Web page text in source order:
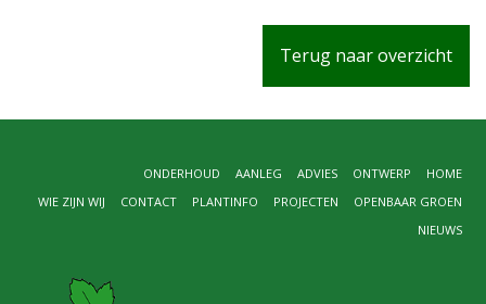
Terug naar overzicht
HOME
ONTWERP
ADVIES
AANLEG
ONDERHOUD
OPENBAAR GROEN
PROJECTEN
PLANTINFO
CONTACT
WIE ZIJN WIJ
NIEUWS